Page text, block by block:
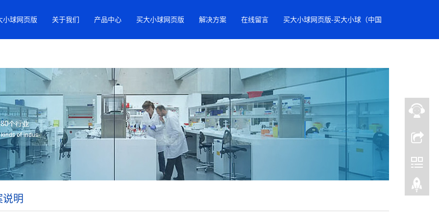
小球网页版 关于我们 产品中心 买大小球网页版 解决方案 在线留言 买大小球网页版-买大小球（中国
明